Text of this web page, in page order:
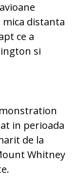
distanta
ce a
si
in perioada
de la
Whitney